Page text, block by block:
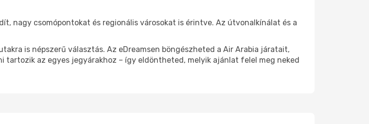
nagy csomópontokat és regionális városokat is érintve. Az útvonalkínálat és a
is népszerű választás. Az eDreamsen böngészheted a Air Arabia járatait,
az egyes jegyárakhoz – így eldöntheted, melyik ajánlat felel meg neked